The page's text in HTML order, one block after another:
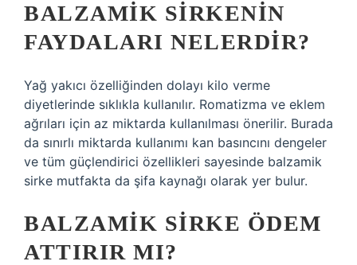
BALZAMIK SIRKENIN
FAYDALARI NELERDIR?
Yağ yakıcı özelliğinden dolayı kilo verme
diyetlerinde sıklıkla kullanılır. Romatizma ve eklem
ağrıları için az miktarda kullanılması önerilir. Burada
da sınırlı miktarda kullanımı kan basıncını dengeler
ve tüm güçlendirici özellikleri sayesinde balzamik
sirke mutfakta da şifa kaynağı olarak yer bulur.
BALZAMIK SIRKE ÖDEM
ATTIRIR MI?